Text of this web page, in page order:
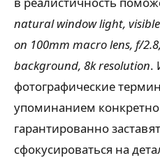
natural window light,
on 100mm macro lens, f/
background, 8k resolution.
фотографические
упоминанием
гарантированно
сфокусироваться на